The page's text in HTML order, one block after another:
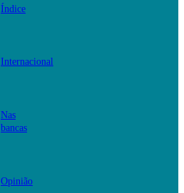
Índice
Internacional
Nas
bancas
Opinião